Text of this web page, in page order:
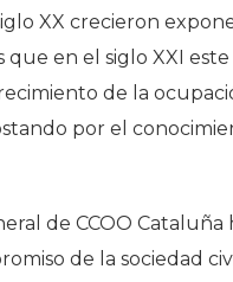
XX crecieron
en el siglo XXI
de la
por el
de CCOO
de la sociedad